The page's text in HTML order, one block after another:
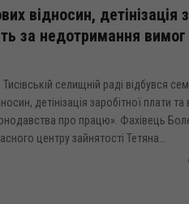
відносин, детінізація
за недотримання
селищній раді відбувся
детінізація заробітної плати та
про працю». Фахівець
центру зайнятості Тетяна...